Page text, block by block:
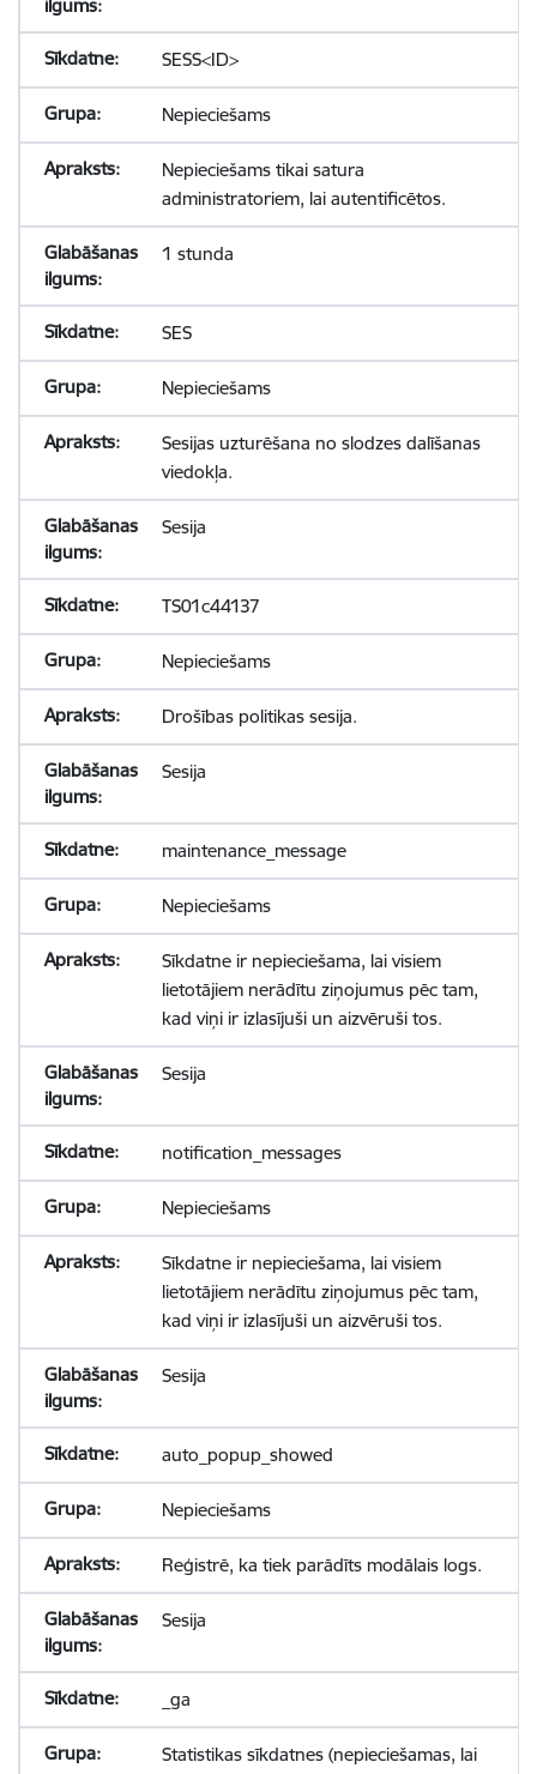
SESS<ID>
Nepieciešams
Nepieciešams tikai satura
administratoriem, lai autentificētos.
1 stunda
SES
Nepieciešams
Sesijas uzturēšana no slodzes dalīšanas
viedokļa.
Sesija
TS01c44137
Nepieciešams
Drošības politikas sesija.
Sesija
maintenance_message
Nepieciešams
Sīkdatne ir nepieciešama, lai visiem
lietotājiem nerādītu ziņojumus pēc tam,
kad viņi ir izlasījuši un aizvēruši tos.
Sesija
notification_messages
Nepieciešams
Sīkdatne ir nepieciešama, lai visiem
lietotājiem nerādītu ziņojumus pēc tam,
kad viņi ir izlasījuši un aizvēruši tos.
Sesija
auto_popup_showed
Nepieciešams
Reģistrē, ka tiek parādīts modālais logs.
Sesija
_ga
Statistikas sīkdatnes (nepieciešamas, lai